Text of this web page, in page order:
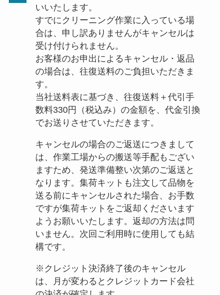
いいたします。
すでにクリーニング作業に入っている場
合は、申し訳ありませんがキャンセルは
受け付けられません。
お客様のお申出によるキャンセル・返品
の場合は、往復送料のご負担いただきま
す。
当社送料表に基づき、往復送料＋代引手
数料330円（税込み）の金額を、代金引換
でお送りさせていただきます。
キャンセルの場合のご返送につきまして
は、作業工場からの搬送等手配もござい
ますため、発送準備整い次第のご返送と
なります。集荷キットも注文して品物を
送る前にキャンセルされた場合、お手数
ですが集荷キットをご返却くださいます
ようお願いいたします。返却の方法は問
いません。次回ご利用時に使用しても結
構です。
※クレジット決済終了後のキャンセル
は、月が変わるとクレジットカード会社